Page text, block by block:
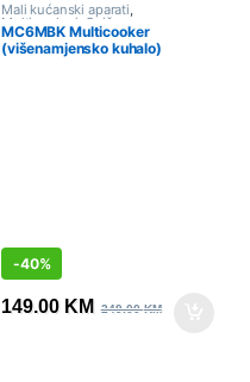
Mali kućanski aparati,
Multicookeri, Sniženo
MC6MBK Multicooker
(višenamjensko kuhalo)
-40%
149.00 KM 249.00KM